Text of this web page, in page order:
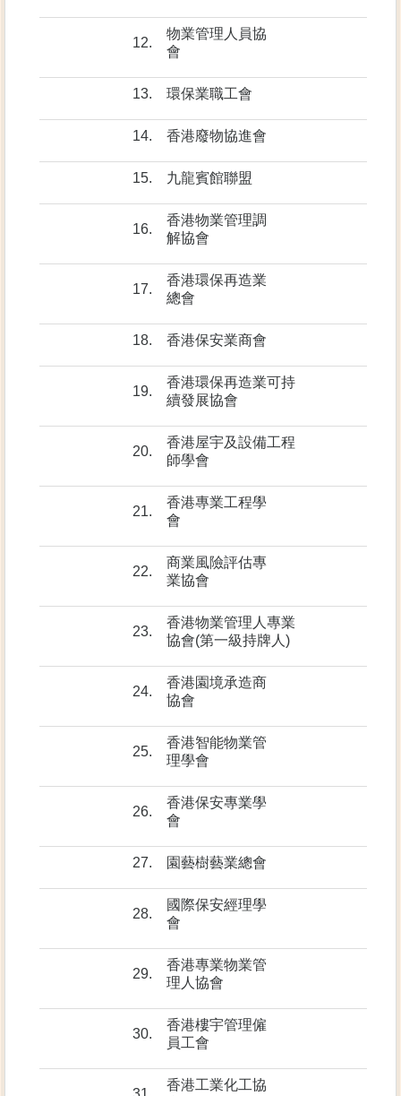
12.
物業管理人員協
會
13. 環保業職工會
14. 香港廢物協進會
15. 九龍賓館聯盟
16.
香港物業管理調
解協會
17.
香港環保再造業
總會
18. 香港保安業商會
19.
香港環保再造業可持
續發展協會
20.
香港屋宇及設備工程
師學會
21.
香港專業工程學
會
22.
商業風險評估專
業協會
23.
香港物業管理人專業
協會(第一級持牌人)
24.
香港園境承造商
協會
25.
香港智能物業管
理學會
26.
香港保安專業學
會
27. 園藝樹藝業總會
28.
國際保安經理學
會
29.
香港專業物業管
理人協會
30.
香港樓宇管理僱
員工會
香港工業化工協